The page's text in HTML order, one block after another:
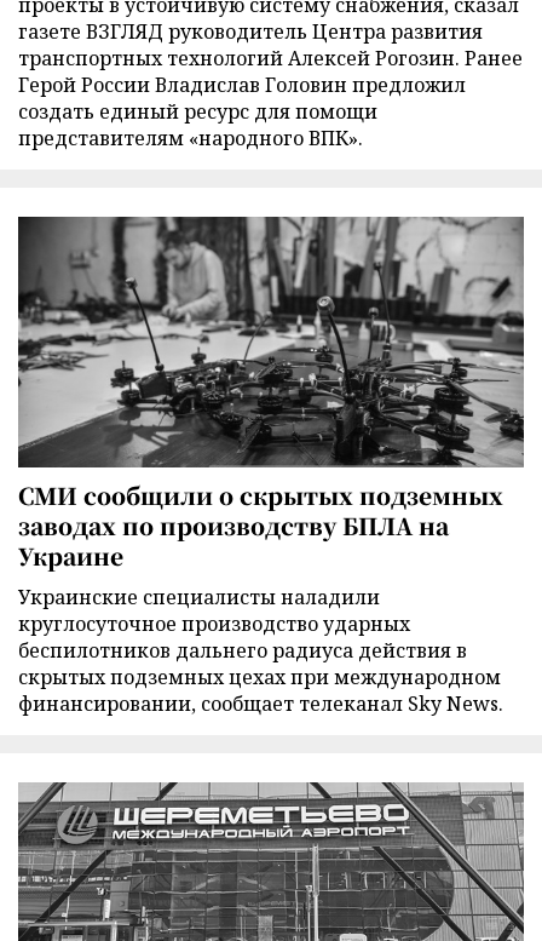
газете ВЗГЛЯД руководитель Центра развития
транспортных технологий Алексей Рогозин. Ранее
Герой России Владислав Головин предложил
создать единый ресурс для помощи
представителям «народного ВПК».
СМИ сообщили о скрытых подземных
заводах по производству БПЛА на
Украине
Украинские специалисты наладили
круглосуточное производство ударных
беспилотников дальнего радиуса действия в
скрытых подземных цехах при международном
финансировании, сообщает телеканал Sky News.